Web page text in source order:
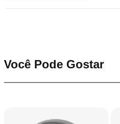
Você Pode Gostar